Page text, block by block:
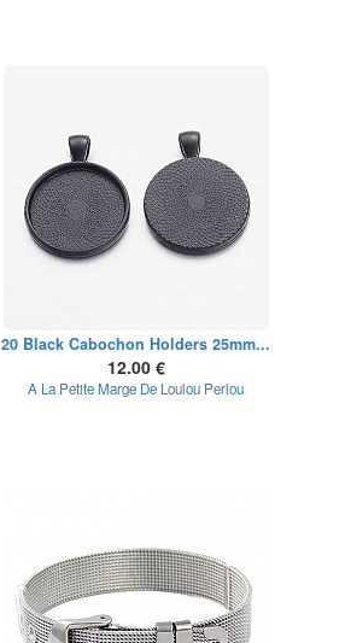
20 Black Cabochon Holders 25mm...
12.00 €
A La Petite Marge De Loulou Perlou